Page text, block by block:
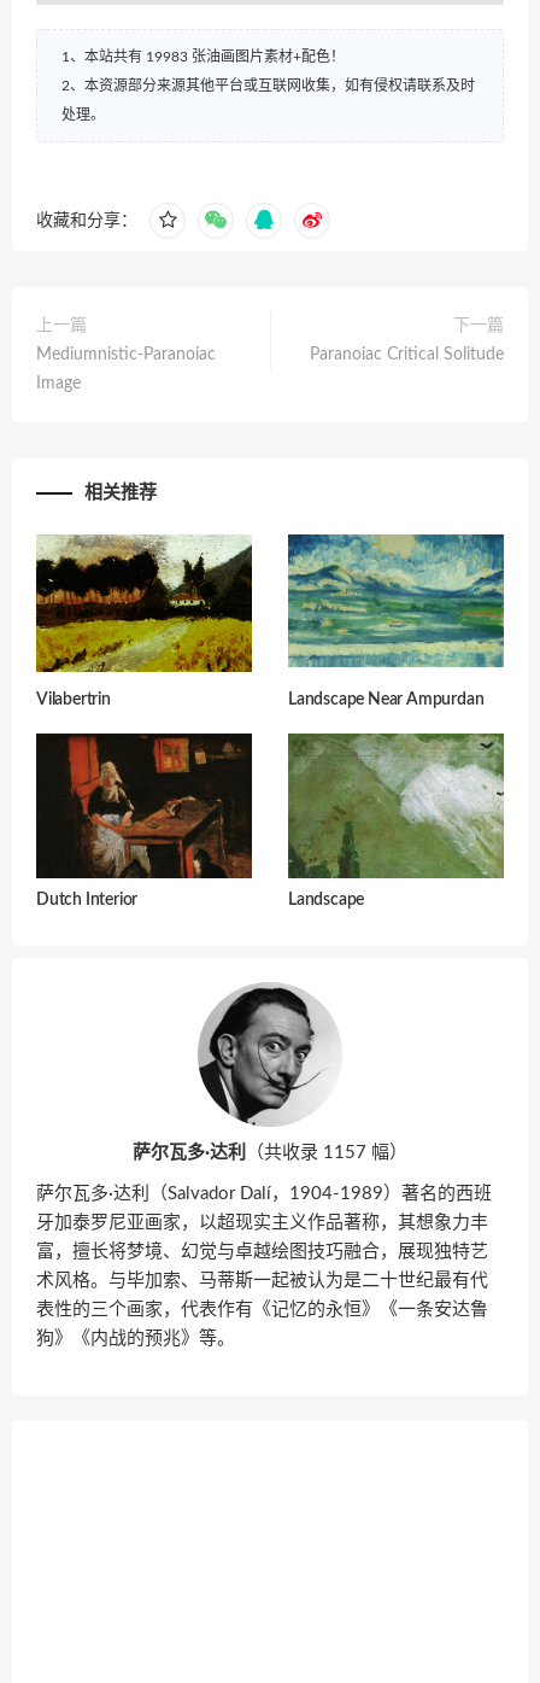
1、本站共有 19983 张油画图片素材+配色！
2、本资源部分来源其他平台或互联网收集，如有侵权请联系及时
处理。
收藏和分享：
上一篇
Mediumnistic-Paranoiac
Image
下一篇
Paranoiac Critical Solitude
相关推荐
Vilabertrin Landscape Near Ampurdan
Dutch Interior Landscape
萨尔瓦多·达利 （共收录 1157 幅）
萨尔瓦多·达利（Salvador Dalí，1904-1989）著名的西班
牙加泰罗尼亚画家，以超现实主义作品著称，其想象力丰
富，擅长将梦境、幻觉与卓越绘图技巧融合，展现独特艺
术风格。与毕加索、马蒂斯一起被认为是二十世纪最有代
表性的三个画家，代表作有《记忆的永恒》《一条安达鲁
狗》《内战的预兆》等。